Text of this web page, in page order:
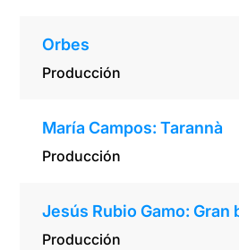
Orbes
Producción
María Campos: Tarannà
Producción
Jesús Rubio Gamo: Gran
Producción